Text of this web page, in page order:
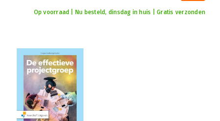
Op voorraad | Nu besteld, dinsdag in huis | Gratis verzonden